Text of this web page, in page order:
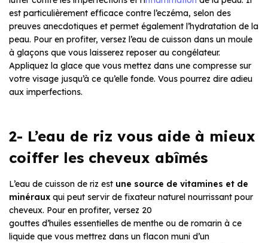
est particulièrement efficace contre l’eczéma, selon des
preuves anecdotiques et permet également l’hydratation de la
peau. Pour en profiter, versez l’eau de cuisson dans un moule
à glaçons que vous laisserez reposer au congélateur.
Appliquez la glace que vous mettez dans une compresse sur
votre visage jusqu’à ce qu’elle fonde. Vous pourrez dire adieu
aux imperfections.
2- L’eau de riz vous aide à mieux
coiffer les cheveux abîmés
L’eau de cuisson de riz est une source de vitamines et de
minéraux qui peut servir de fixateur naturel nourrissant pour
cheveux. Pour en profiter, versez 20
gouttes d’huiles essentielles de menthe ou de romarin à ce
liquide que vous mettrez dans un flacon muni d’un